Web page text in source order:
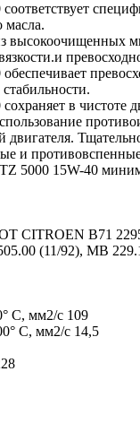
масла.
в чистоте
двигателя.
и
5000 15W-40
CITROEN B71
(11/92), MB
С, мм2/с 109
С, мм2/с 14,5